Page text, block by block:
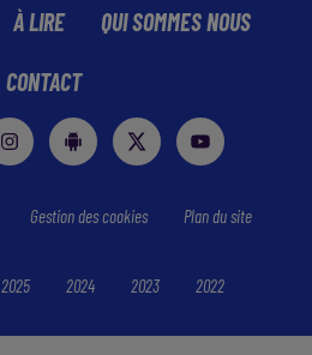
À LIRE QUI SOMMES NOUS
CONTACT
Gestion des cookies Plan du site
2025 2024 2023 2022